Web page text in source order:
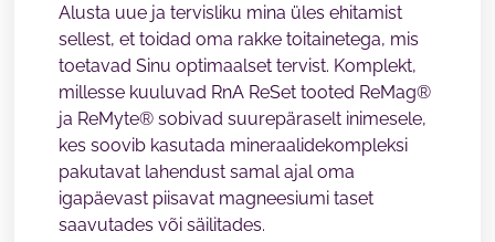
Alusta uue ja tervisliku mina üles ehitamist
sellest, et toidad oma rakke toitainetega, mis
toetavad Sinu optimaalset tervist. Komplekt,
millesse kuuluvad RnA ReSet tooted ReMag®
ja ReMyte® sobivad suurepäraselt inimesele,
kes soovib kasutada mineraalidekompleksi
pakutavat lahendust samal ajal oma
igapäevast piisavat magneesiumi taset
saavutades või säilitades.